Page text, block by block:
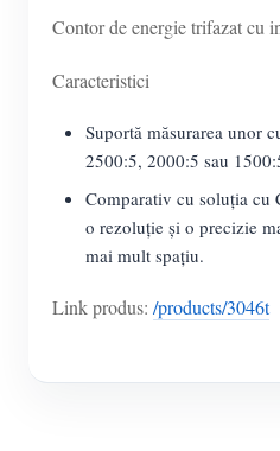
Contor de energie trifazat cu
Caracteristici
Suportă măsurarea unor
2500:5, 2000:5 sau
Comparativ cu soluția cu
o rezoluție și o precizie
mai mult spațiu.
Link produs: /products/3046t